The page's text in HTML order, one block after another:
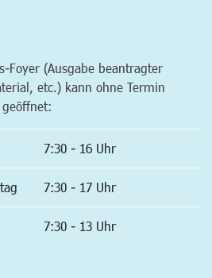
Foyer (Ausgabe beantragter
etc.) kann ohne Termin
7:30 - 16 Uhr
7:30 - 17 Uhr
7:30 - 13 Uhr